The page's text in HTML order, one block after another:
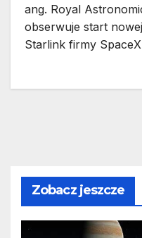
ang. Royal
obserwuje start
Starlink firmy
Zobacz jeszcze